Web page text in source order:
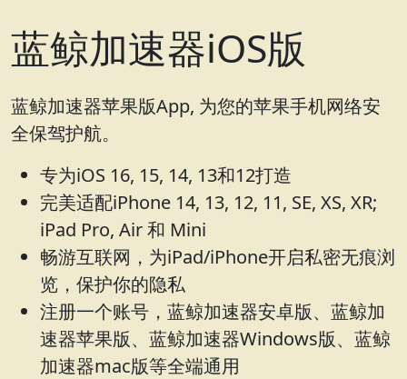
蓝鲸加速器iOS版
蓝鲸加速器苹果版App, 为您的苹果手机网络安
全保驾护航。
专为iOS 16, 15, 14, 13和12打造
完美适配iPhone 14, 13, 12, 11, SE, XS, XR;
iPad Pro, Air 和 Mini
畅游互联网，为iPad/iPhone开启私密无痕浏
览，保护你的隐私
注册一个账号，蓝鲸加速器安卓版、蓝鲸加
速器苹果版、蓝鲸加速器Windows版、蓝鲸
加速器mac版等全端通用